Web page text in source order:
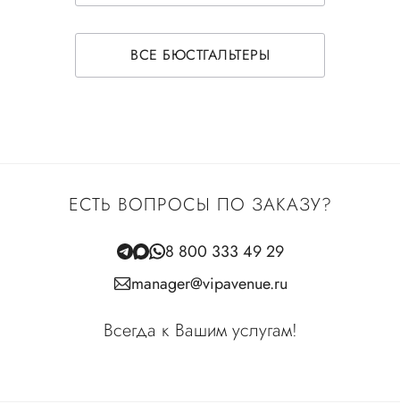
ВСЕ БЮСТГАЛЬТЕРЫ
ЕСТЬ ВОПРОСЫ ПО ЗАКАЗУ?
8 800 333 49 29
manager@vipavenue.ru
Всегда к Вашим услугам!